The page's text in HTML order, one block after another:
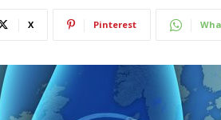
X Pinterest